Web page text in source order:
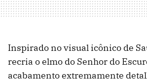
Inspirado no visual icônico de
recria o elmo do Senhor do
acabamento extremamente